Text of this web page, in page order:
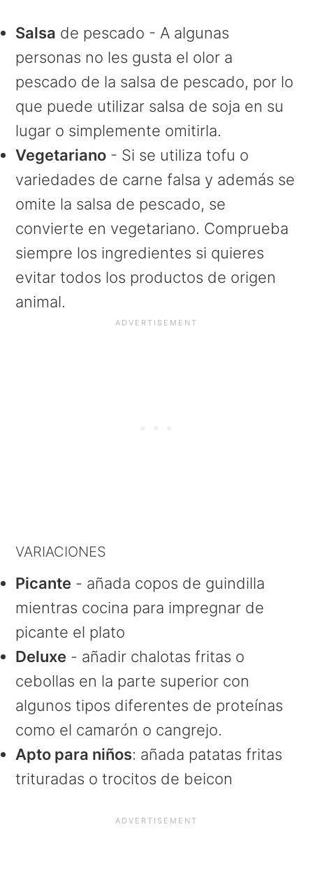
Salsa de pescado - A algunas
personas no les gusta el olor a
pescado de la salsa de pescado, por lo
que puede utilizar salsa de soja en su
lugar o simplemente omitirla.
Vegetariano - Si se utiliza tofu o
variedades de carne falsa y además se
omite la salsa de pescado, se
convierte en vegetariano. Comprueba
siempre los ingredientes si quieres
evitar todos los productos de origen
animal.
VARIACIONES
Picante - añada copos de guindilla
mientras cocina para impregnar de
picante el plato
Deluxe - añadir chalotas fritas o
cebollas en la parte superior con
algunos tipos diferentes de proteínas
como el camarón o cangrejo.
Apto para niños: añada patatas fritas
trituradas o trocitos de beicon